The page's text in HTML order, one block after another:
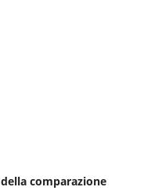
comparazione